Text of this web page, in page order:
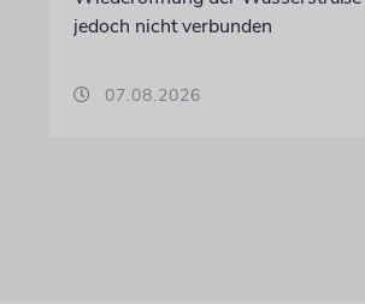
jedoch nicht verbunden
07.08.2026